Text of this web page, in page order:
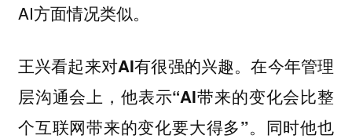
AI方面情况类似。
王兴看起来对AI有很强的兴趣。在今年管理
层沟通会上，他表示“AI带来的变化会比整
个互联网带来的变化要大得多”。同时他也